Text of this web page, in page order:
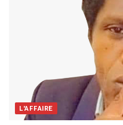
L'AFFAIRE